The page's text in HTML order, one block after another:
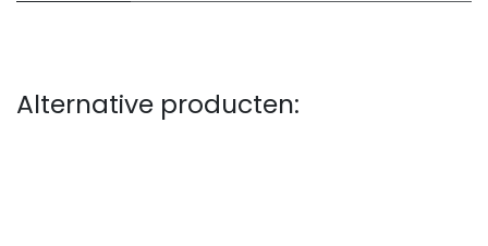
Alternative producten: